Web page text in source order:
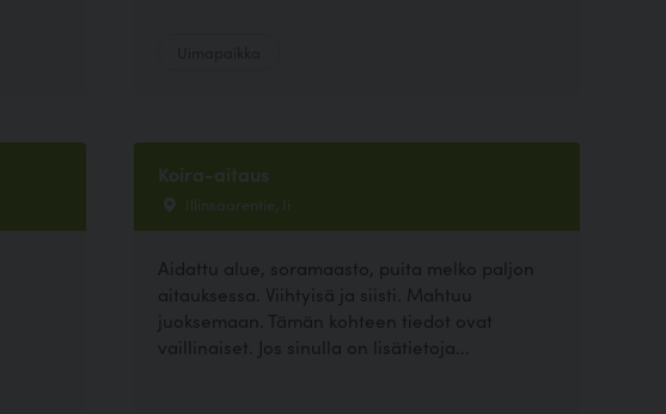
Koira-aitaus
Illinsaarentie, Ii
Aidattu alue, soramaasto, puita melko paljon
aitauksessa. Viihtyisä ja siisti. Mahtuu
juoksemaan. Tämän kohteen tiedot ovat
vaillinaiset. Jos sinulla on lisätietoja...